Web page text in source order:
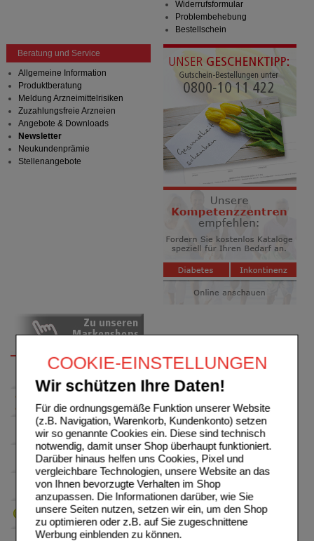
COOKIE-EINSTELLUNGEN
Wir schützen Ihre Daten!
Für die ordnungsgemäße Funktion unserer Website
(z.B. Navigation, Warenkorb, Kundenkonto) setzen
wir so genannte Cookies ein. Diese sind technisch
notwendig, damit unser Shop überhaupt funktioniert.
Darüber hinaus helfen uns Cookies, Pixel und
vergleichbare Technologien, unsere Website an das
von Ihnen bevorzugte Verhalten im Shop
anzupassen. Die Informationen darüber, wie Sie
unsere Seiten nutzen, setzen wir ein, um den Shop
zu optimieren oder z.B. auf Sie zugeschnittene
Werbung einblenden zu können.
Widerrufsformular
Problembehebung
Bestellschein
Beratung und Service
Allgemeine Information
Produktberatung
Meldung Arzneimittelrisiken
Zuzahlungsfreie Arzneien
Angebote & Downloads
Newsletter
Neukundenprämie
Stellenangebote